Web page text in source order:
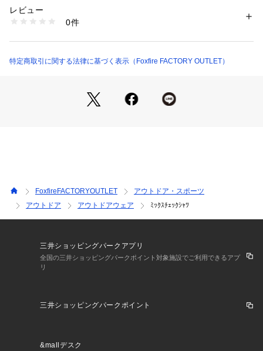
7812553 （ショップ）
レビュー
0件
特定商取引に関する法律に基づく表示（Foxfire FACTORY OUTLET）
FoxfireFACTORYOUTLET
アウトドア・スポーツ
アウトドア
アウトドアウェア ﾐｯｸｽﾁｪｯｸｼｬﾂ
三井ショッピングパークアプリ
全国の三井ショッピングパークポイント対象施設でご利用できるアプ
リ
三井ショッピングパークポイント
&mallデスク